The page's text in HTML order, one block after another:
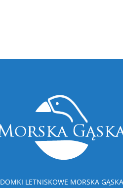
DOMKI LETNISKOWE MORSKA GĄSKA